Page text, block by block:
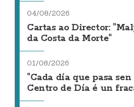
04/08/2026
Cartas ao Director:
da Costa da Morte"
01/08/2026
"Cada día que pasa
Centro de Día é un